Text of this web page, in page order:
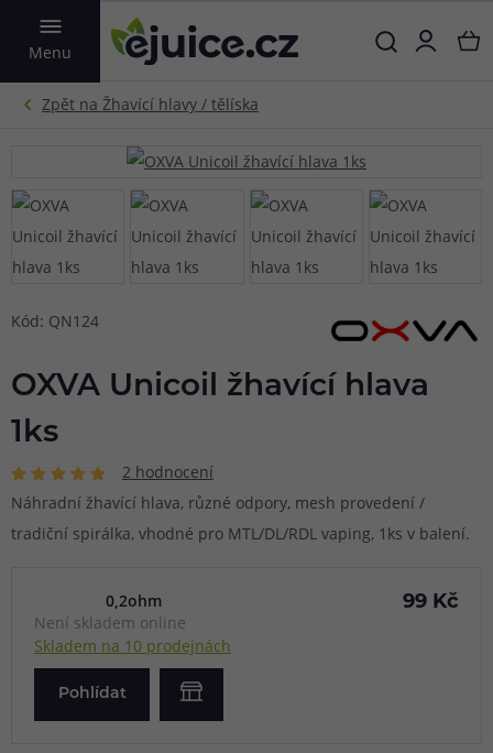
Menu
VYHLEDAT
Kód: QN124
OXVA Unicoil žhavící hlava
1ks
2 hodnocení
Náhradní žhavící hlava, různé odpory, mesh provedení /
tradiční spirálka, vhodné pro MTL/DL/RDL vaping, 1ks v balení.
0,2ohm
Není skladem online
Skladem na 10 prodejnách
99 Kč
Pohlídat